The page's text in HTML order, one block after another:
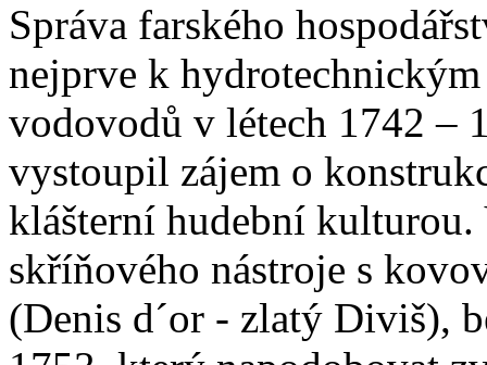
Správa farského
nejprve k
vodovodů v létech 1742 –
vystoupil zájem o
klášterní hudební
skříňového nástroje s
(Denis d´or - zlatý Diviš),